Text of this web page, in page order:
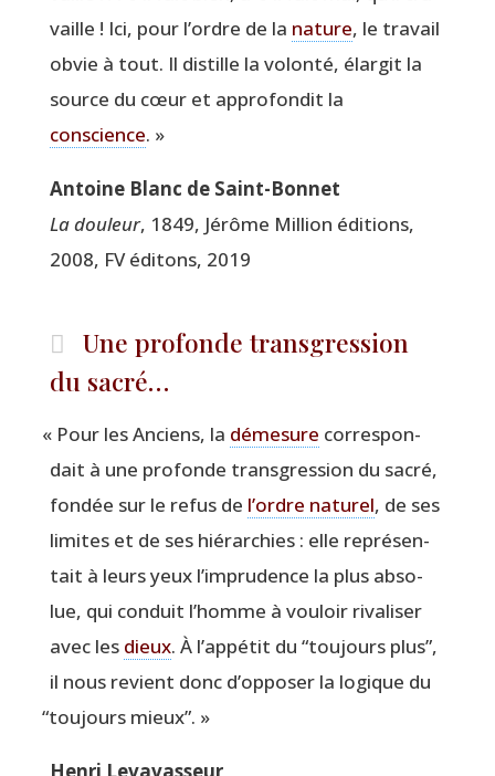
vaille ! Ici, pour l’ordre de la nature, le tra­vail
obvie à tout. Il dis­tille la volon­té, élar­git la
source du cœur et appro­fon­dit la
conscience. »
Antoine Blanc de Saint-Bonnet
La dou­leur, 1849, Jérôme Mil­lion édi­tions,
2008, FV édi­tons, 2019
Une profonde transgression
du sacré…
« Pour les Anciens, la déme­sure cor­res­pon­
dait à une pro­fonde trans­gres­sion du sacré,
fon­dée sur le refus de l’ordre natu­rel, de ses
limites et de ses hié­rar­chies : elle repré­sen­
tait à leurs yeux l’imprudence la plus abso­
lue, qui conduit l’homme à vou­loir riva­li­ser
avec les dieux. À l’appétit du “tou­jours plus”,
il nous revient donc d’opposer la logique du
“tou­jours mieux”. »
Hen­ri Levavasseur